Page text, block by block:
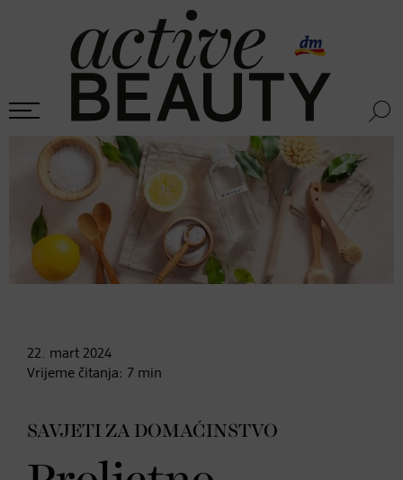
22. mart 2024
Vrijeme čitanja: 7 min
SAVJETI ZA DOMAĆINSTVO